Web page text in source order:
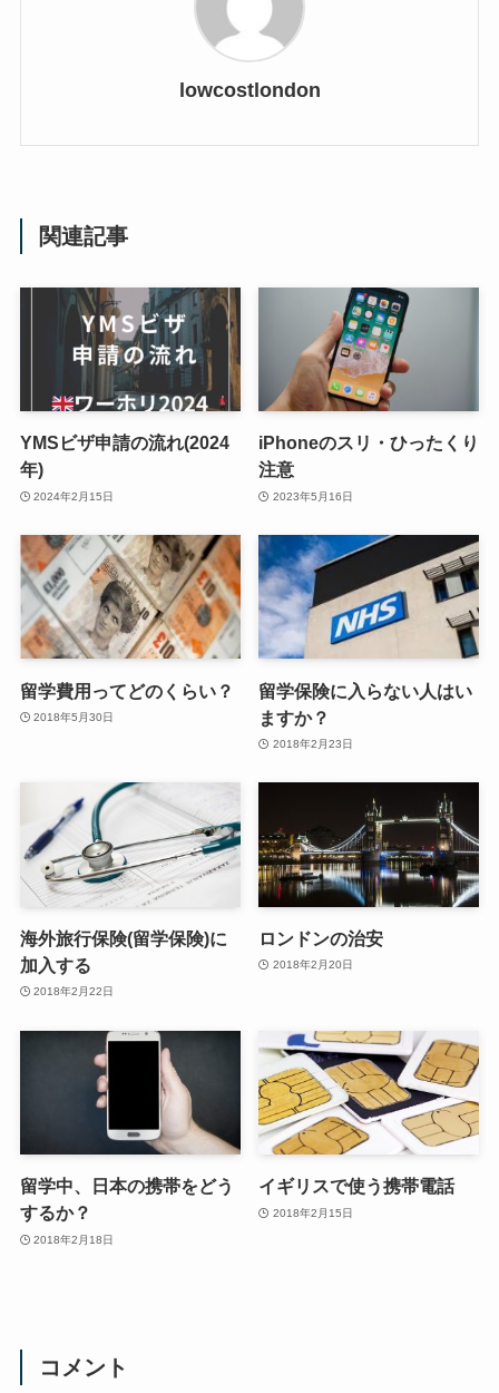
lowcostlondon
関連記事
YMSビザ申請の流れ(2024
年)
2024年2月15日
iPhoneのスリ・ひったくり
注意
2023年5月16日
留学費用ってどのくらい？
2018年5月30日
留学保険に入らない人はい
ますか？
2018年2月23日
海外旅行保険(留学保険)に
加入する
2018年2月22日
ロンドンの治安
2018年2月20日
留学中、日本の携帯をどう
するか？
2018年2月18日
イギリスで使う携帯電話
2018年2月15日
コメント